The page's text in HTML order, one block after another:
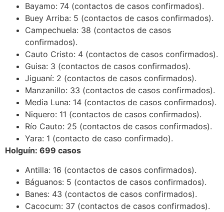
Bayamo: 74 (contactos de casos confirmados).
Buey Arriba: 5 (contactos de casos confirmados).
Campechuela: 38 (contactos de casos
confirmados).
Cauto Cristo: 4 (contactos de casos confirmados).
Guisa: 3 (contactos de casos confirmados).
Jiguaní: 2 (contactos de casos confirmados).
Manzanillo: 33 (contactos de casos confirmados).
Media Luna: 14 (contactos de casos confirmados).
Niquero: 11 (contactos de casos confirmados).
Río Cauto: 25 (contactos de casos confirmados).
Yara: 1 (contacto de caso confirmado).
Holguín: 699 casos
Antilla: 16 (contactos de casos confirmados).
Báguanos: 5 (contactos de casos confirmados).
Banes: 43 (contactos de casos confirmados).
Cacocum: 37 (contactos de casos confirmados).